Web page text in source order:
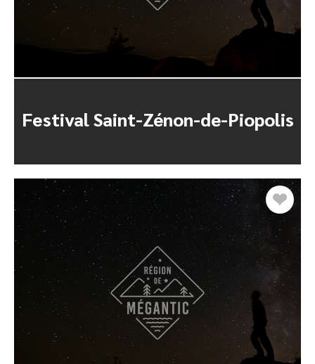
Festival Saint-Zénon-de-Piopolis